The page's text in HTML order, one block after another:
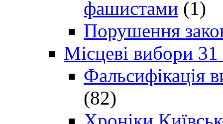
фашистами (1)
Порушення
Місцеві вибори
Фальсифікація
(82)